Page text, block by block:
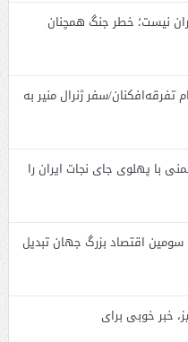
نیست؛ خطر جنگ همچنان
سفر ژنرال منیر به
با پهلوی جای نجات ایران را
سومین اقتصاد بزرگ جهان تبدیل
خبر خوبی برای